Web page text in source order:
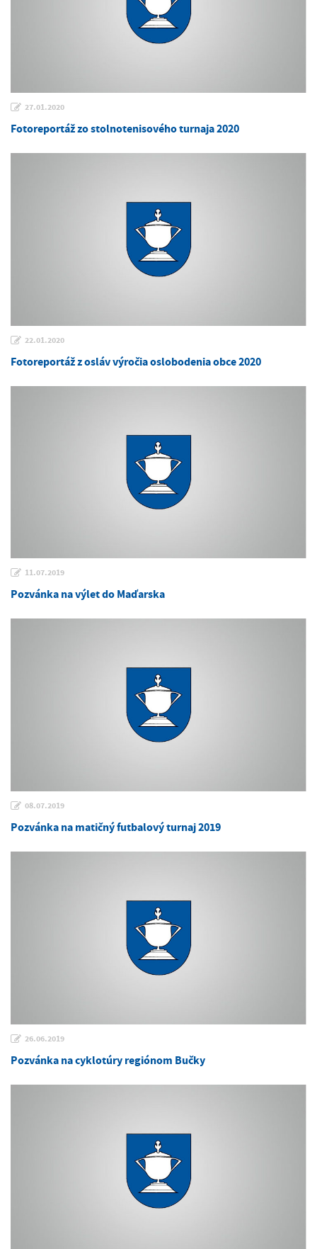
27.01.2020
Fotoreportáž zo stolnotenisového turnaja 2020
22.01.2020
Fotoreportáž z osláv výročia oslobodenia obce 2020
11.07.2019
Pozvánka na výlet do Maďarska
08.07.2019
Pozvánka na matičný futbalový turnaj 2019
26.06.2019
Pozvánka na cyklotúry regiónom Bučky